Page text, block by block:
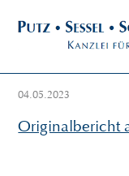
04.05.2023
Originalbericht